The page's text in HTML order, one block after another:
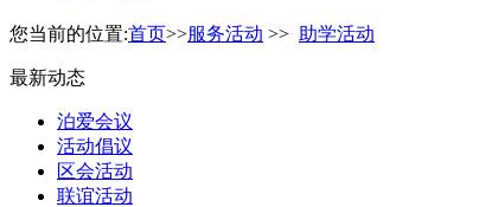
您当前的位置:首页>>服务活动 >> 助学活动
最新动态
泊爱会议
活动倡议
区会活动
联谊活动